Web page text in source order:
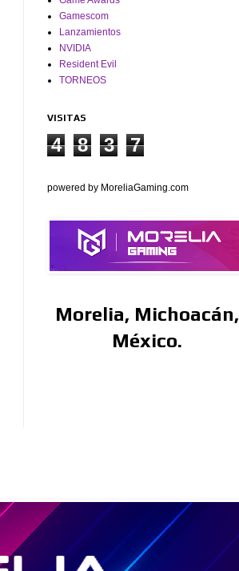
Gamescom
Lanzamientos
NVIDIA
Resident Evil
TORNEOS
VISITAS
4 8 3 7
powered by MoreliaGaming.com
Morelia, Michoacán,
México.